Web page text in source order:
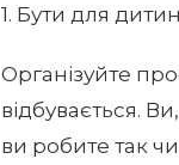
1. Бути для
Організуйте
відбувається.
ви робите так